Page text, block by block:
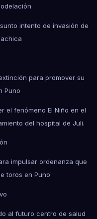
intento de invasión de
para promover su
Puno
el fenómeno El Niño en el
del hospital de Juli.
impulsar ordenanza que
toros en Puno
al futuro centro de salud